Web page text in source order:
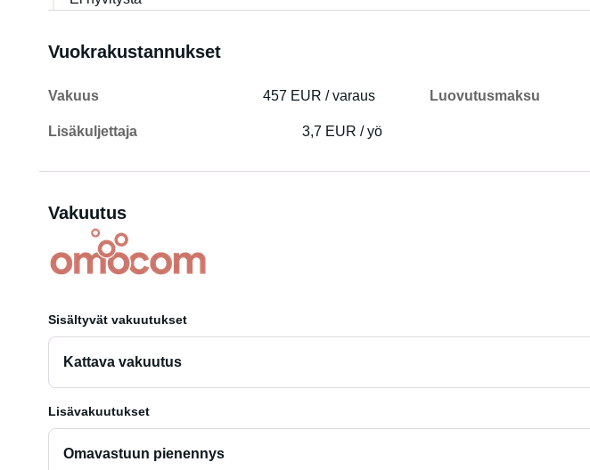
Vuokrakustannukset
Vakuus 457 EUR / varaus Luovutusmaksu
Lisäkuljettaja 3,7 EUR / yö
Vakuutus
Sisältyvät vakuutukset
Kattava vakuutus
Lisävakuutukset
Omavastuun pienennys